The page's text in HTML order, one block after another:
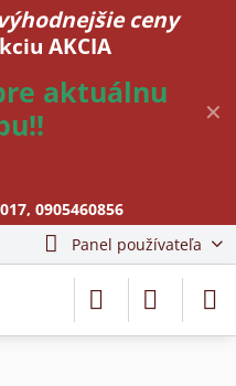
✕
ceny
AKCIA
aktuálnu
, 0905460856
Panel používateľa